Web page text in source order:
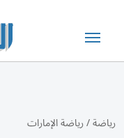
رياضة/رياضة الإمارات